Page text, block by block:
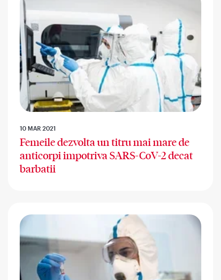
10 MAR 2021
Femeile dezvolta un titru mai mare de
anticorpi impotriva SARS-CoV-2 decat
barbatii